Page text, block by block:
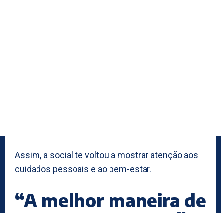
Assim, a socialite voltou a mostrar atenção aos
cuidados pessoais e ao bem-estar.
“A melhor maneira de